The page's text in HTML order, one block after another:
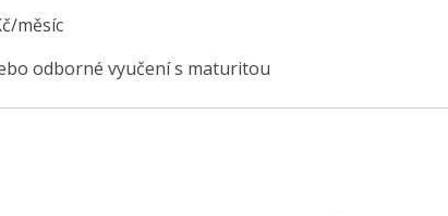
měsíc
odborné vyučení s maturitou